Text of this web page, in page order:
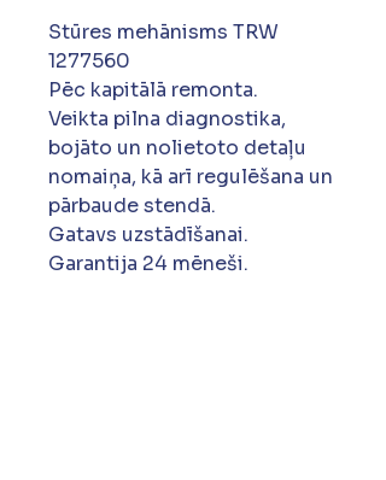
Stūres mehānisms TRW
1277560
Pēc kapitālā remonta.
Veikta pilna diagnostika,
bojāto un nolietoto detaļu
nomaiņa, kā arī regulēšana un
pārbaude stendā.
Gatavs uzstādīšanai.
Garantija 24 mēneši.